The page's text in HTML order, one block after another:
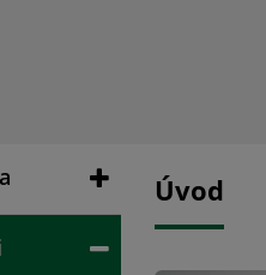
Úvod